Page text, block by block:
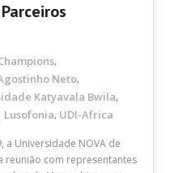
,
Neto,
Katyavala Bwila,
Lusofonia, UDI-Africa
a Universidade NOVA de
reunião com representantes